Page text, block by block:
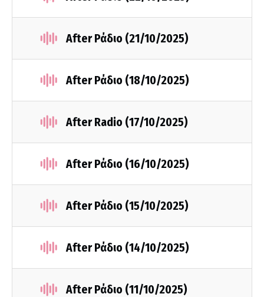
After Ράδιο (21/10/2025)
After Ράδιο (18/10/2025)
After Radio (17/10/2025)
After Ράδιο (16/10/2025)
After Ράδιο (15/10/2025)
After Ράδιο (14/10/2025)
After Ράδιο (11/10/2025)